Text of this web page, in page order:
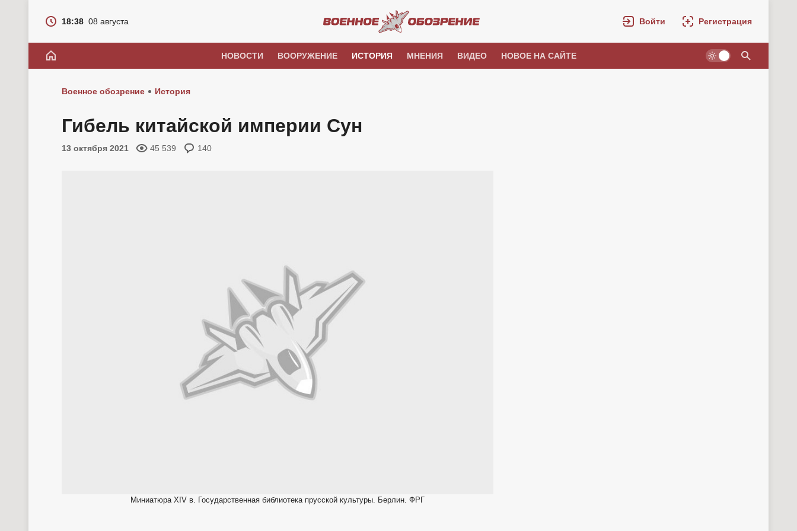
18:38 08 августа Войти Регистрация
НОВОСТИ ВООРУЖЕНИЕ ИСТОРИЯ МНЕНИЯ ВИДЕО НОВОЕ НА САЙТЕ
Военное обозрение История
Гибель китайской империи Сун
13 октября 2021 45 539 140
Миниатюра XIV в. Государственная библиотека прусской культуры. Берлин. ФРГ